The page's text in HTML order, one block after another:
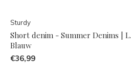
Sturdy
Short denim - Summer Denims | L.
Blauw
€36,99